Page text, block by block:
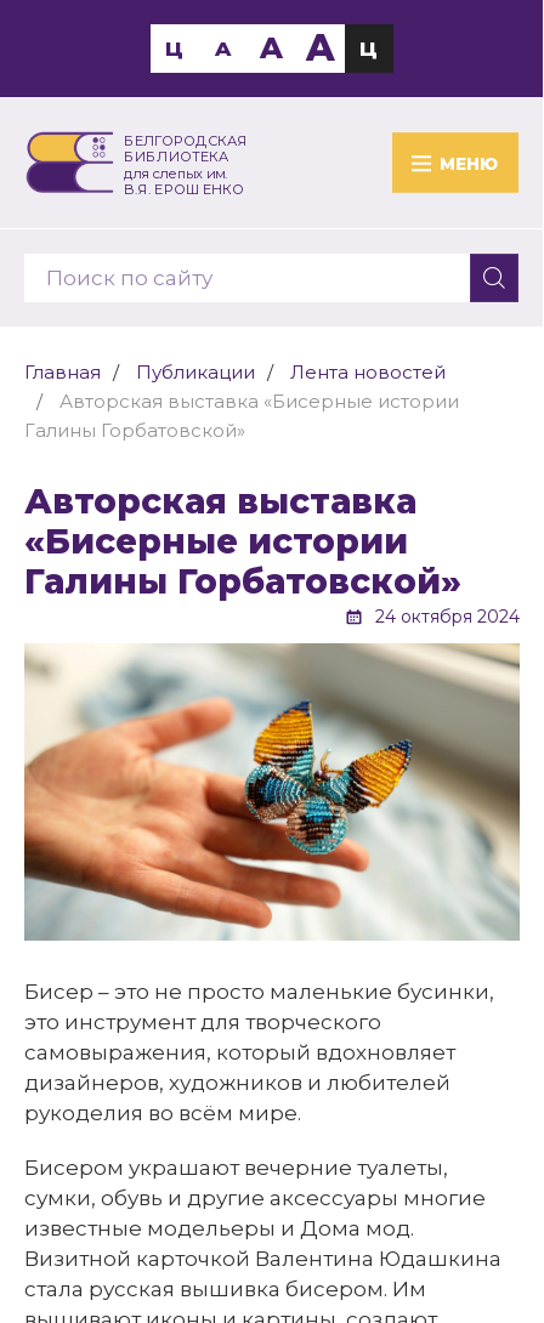
БЕЛГОРОДСКАЯ
БИБЛИОТЕКА
для слепых им.
В.Я. ЕРОШЕНКО
МЕНЮ
Ц A A A Ц
Главная Публикации
Лента новостей
Авторская выставка «Бисерные истории
Галины Горбатовской»
Авторская выставка
«Бисерные истории
Галины Горбатовской»
24 октября 2024
Бисер – это не просто маленькие бусинки,
это инструмент для творческого
самовыражения, который вдохновляет
дизайнеров, художников и любителей
рукоделия во всём мире.
Бисером украшают вечерние туалеты,
сумки, обувь и другие аксессуары многие
известные модельеры и Дома мод.
Визитной карточкой Валентина Юдашкина
стала русская вышивка бисером. Им